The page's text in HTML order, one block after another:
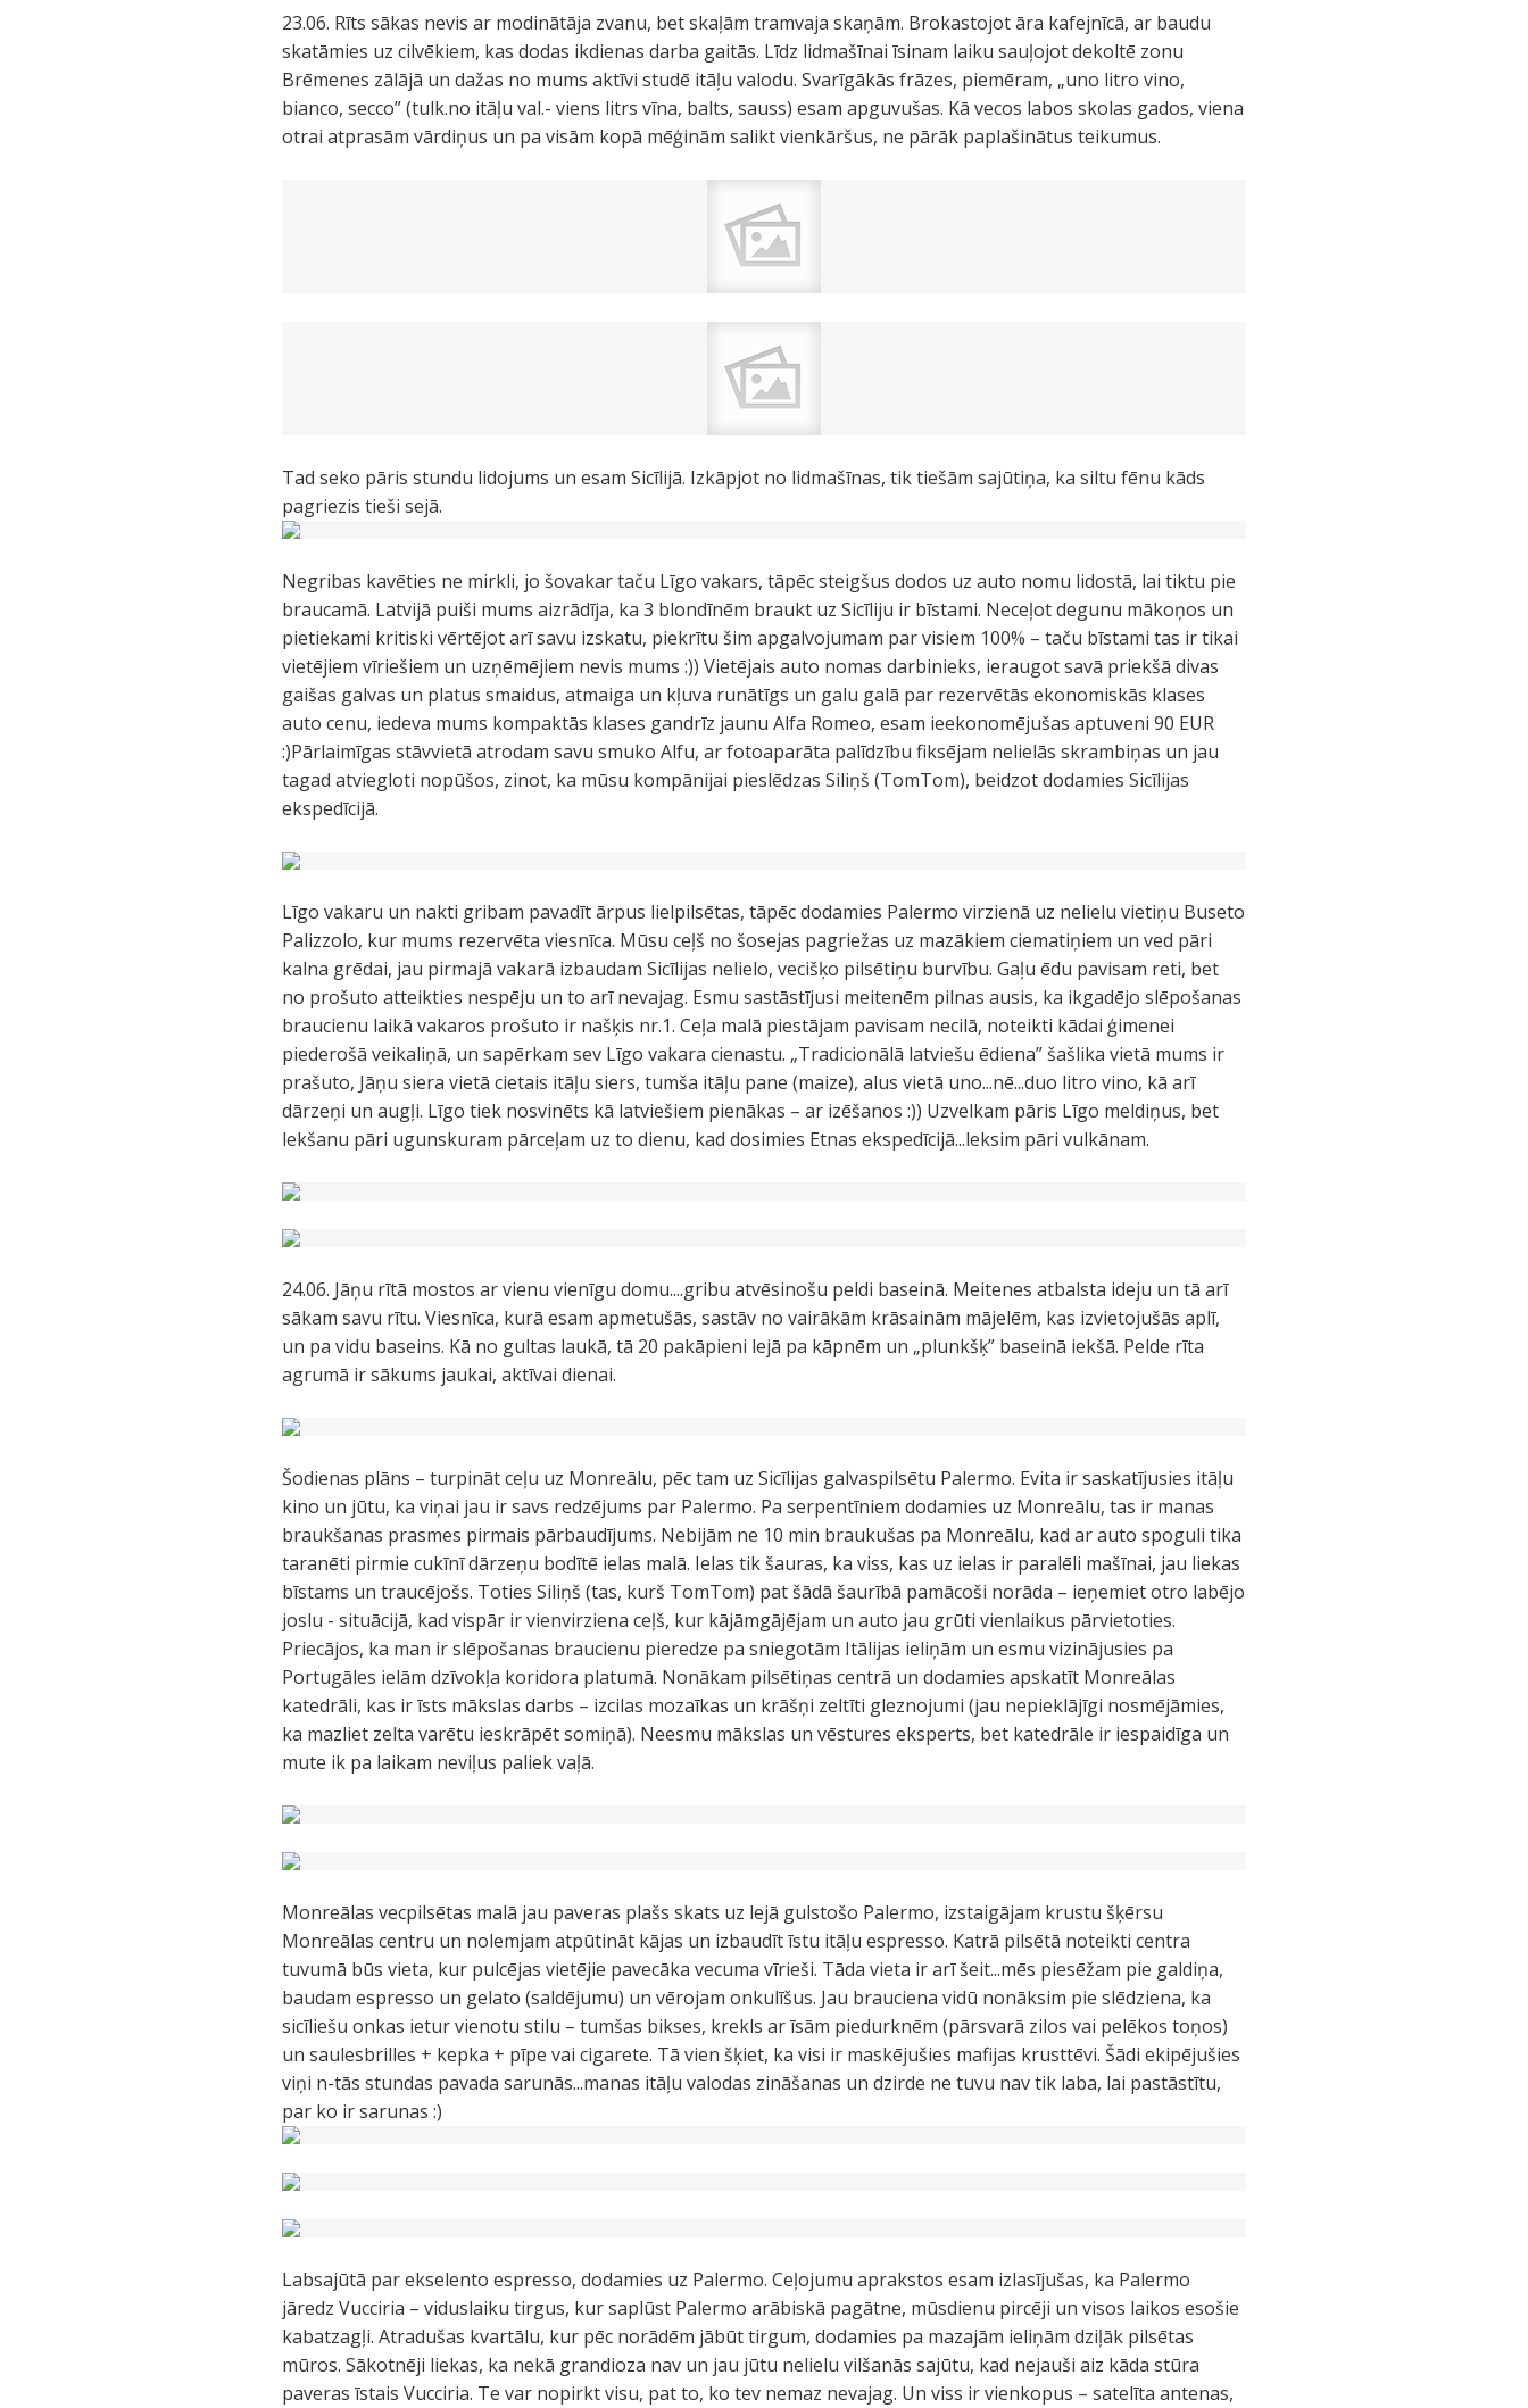
23.06. Rīts sākas nevis ar modinātāja zvanu, bet skaļām tramvaja skaņām. Brokastojot āra kafejnīcā, ar baudu
skatāmies uz cilvēkiem, kas dodas ikdienas darba gaitās. Līdz lidmašīnai īsinam laiku sauļojot dekoltē zonu
Brēmenes zālājā un dažas no mums aktīvi studē itāļu valodu. Svarīgākās frāzes, piemēram, „uno litro vino,
bianco, secco” (tulk.no itāļu val.- viens litrs vīna, balts, sauss) esam apguvušas. Kā vecos labos skolas gados, viena
otrai atprasām vārdiņus un pa visām kopā mēģinām salikt vienkāršus, ne pārāk paplašinātus teikumus.
Tad seko pāris stundu lidojums un esam Sicīlijā. Izkāpjot no lidmašīnas, tik tiešām sajūtiņa, ka siltu fēnu kāds
pagriezis tieši sejā.
Negribas kavēties ne mirkli, jo šovakar taču Līgo vakars, tāpēc steigšus dodos uz auto nomu lidostā, lai tiktu pie
braucamā. Latvijā puiši mums aizrādīja, ka 3 blondīnēm braukt uz Sicīliju ir bīstami. Neceļot degunu mākoņos un
pietiekami kritiski vērtējot arī savu izskatu, piekrītu šim apgalvojumam par visiem 100% – taču bīstami tas ir tikai
vietējiem vīriešiem un uzņēmējiem nevis mums :)) Vietējais auto nomas darbinieks, ieraugot savā priekšā divas
gaišas galvas un platus smaidus, atmaiga un kļuva runātīgs un galu galā par rezervētās ekonomiskās klases
auto cenu, iedeva mums kompaktās klases gandrīz jaunu Alfa Romeo, esam ieekonomējušas aptuveni 90 EUR
:)Pārlaimīgas stāvvietā atrodam savu smuko Alfu, ar fotoaparāta palīdzību fiksējam nelielās skrambiņas un jau
tagad atviegloti nopūšos, zinot, ka mūsu kompānijai pieslēdzas Siliņš (TomTom), beidzot dodamies Sicīlijas
ekspedīcijā.
Līgo vakaru un nakti gribam pavadīt ārpus lielpilsētas, tāpēc dodamies Palermo virzienā uz nelielu vietiņu Buseto
Palizzolo, kur mums rezervēta viesnīca. Mūsu ceļš no šosejas pagriežas uz mazākiem ciematiņiem un ved pāri
kalna grēdai, jau pirmajā vakarā izbaudam Sicīlijas nelielo, vecišķo pilsētiņu burvību. Gaļu ēdu pavisam reti, bet
no prošuto atteikties nespēju un to arī nevajag. Esmu sastāstījusi meitenēm pilnas ausis, ka ikgadējo slēpošanas
braucienu laikā vakaros prošuto ir našķis nr.1. Ceļa malā piestājam pavisam necilā, noteikti kādai ģimenei
piederošā veikaliņā, un sapērkam sev Līgo vakara cienastu. „Tradicionālā latviešu ēdiena” šašlika vietā mums ir
prašuto, Jāņu siera vietā cietais itāļu siers, tumša itāļu pane (maize), alus vietā uno...nē...duo litro vino, kā arī
dārzeņi un augļi. Līgo tiek nosvinēts kā latviešiem pienākas – ar izēšanos :)) Uzvelkam pāris Līgo meldiņus, bet
lekšanu pāri ugunskuram pārceļam uz to dienu, kad dosimies Etnas ekspedīcijā...leksim pāri vulkānam.
24.06. Jāņu rītā mostos ar vienu vienīgu domu....gribu atvēsinošu peldi baseinā. Meitenes atbalsta ideju un tā arī
sākam savu rītu. Viesnīca, kurā esam apmetušās, sastāv no vairākām krāsainām mājelēm, kas izvietojušās aplī,
un pa vidu baseins. Kā no gultas laukā, tā 20 pakāpieni lejā pa kāpnēm un „plunkšķ” baseinā iekšā. Pelde rīta
agrumā ir sākums jaukai, aktīvai dienai.
Šodienas plāns – turpināt ceļu uz Monreālu, pēc tam uz Sicīlijas galvaspilsētu Palermo. Evita ir saskatījusies itāļu
kino un jūtu, ka viņai jau ir savs redzējums par Palermo. Pa serpentīniem dodamies uz Monreālu, tas ir manas
braukšanas prasmes pirmais pārbaudījums. Nebijām ne 10 min braukušas pa Monreālu, kad ar auto spoguli tika
taranēti pirmie cukīnī dārzeņu bodītē ielas malā. Ielas tik šauras, ka viss, kas uz ielas ir paralēli mašīnai, jau liekas
bīstams un traucējošs. Toties Siliņš (tas, kurš TomTom) pat šādā šaurībā pamācoši norāda – ieņemiet otro labējo
joslu - situācijā, kad vispār ir vienvirziena ceļš, kur kājāmgājējam un auto jau grūti vienlaikus pārvietoties.
Priecājos, ka man ir slēpošanas braucienu pieredze pa sniegotām Itālijas ieliņām un esmu vizinājusies pa
Portugāles ielām dzīvokļa koridora platumā. Nonākam pilsētiņas centrā un dodamies apskatīt Monreālas
katedrāli, kas ir īsts mākslas darbs – izcilas mozaīkas un krāšņi zeltīti gleznojumi (jau nepieklājīgi nosmējāmies,
ka mazliet zelta varētu ieskrāpēt somiņā). Neesmu mākslas un vēstures eksperts, bet katedrāle ir iespaidīga un
mute ik pa laikam neviļus paliek vaļā.
Monreālas vecpilsētas malā jau paveras plašs skats uz lejā gulstošo Palermo, izstaigājam krustu šķērsu
Monreālas centru un nolemjam atpūtināt kājas un izbaudīt īstu itāļu espresso. Katrā pilsētā noteikti centra
tuvumā būs vieta, kur pulcējas vietējie pavecāka vecuma vīrieši. Tāda vieta ir arī šeit...mēs piesēžam pie galdiņa,
baudam espresso un gelato (saldējumu) un vērojam onkulīšus. Jau brauciena vidū nonāksim pie slēdziena, ka
sicīliešu onkas ietur vienotu stilu – tumšas bikses, krekls ar īsām piedurknēm (pārsvarā zilos vai pelēkos toņos)
un saulesbrilles + kepka + pīpe vai cigarete. Tā vien šķiet, ka visi ir maskējušies mafijas krusttēvi. Šādi ekipējušies
viņi n-tās stundas pavada sarunās...manas itāļu valodas zināšanas un dzirde ne tuvu nav tik laba, lai pastāstītu,
par ko ir sarunas :)
Labsajūtā par ekselento espresso, dodamies uz Palermo. Ceļojumu aprakstos esam izlasījušas, ka Palermo
jāredz Vucciria – viduslaiku tirgus, kur saplūst Palermo arābiskā pagātne, mūsdienu pircēji un visos laikos esošie
kabatzagļi. Atradušas kvartālu, kur pēc norādēm jābūt tirgum, dodamies pa mazajām ieliņām dziļāk pilsētas
mūros. Sākotnēji liekas, ka nekā grandioza nav un jau jūtu nelielu vilšanās sajūtu, kad nejauši aiz kāda stūra
paveras īstais Vucciria. Te var nopirkt visu, pat to, ko tev nemaz nevajag. Un viss ir vienkopus – satelīta antenas,